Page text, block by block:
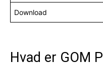
Download
Hvad er GOM